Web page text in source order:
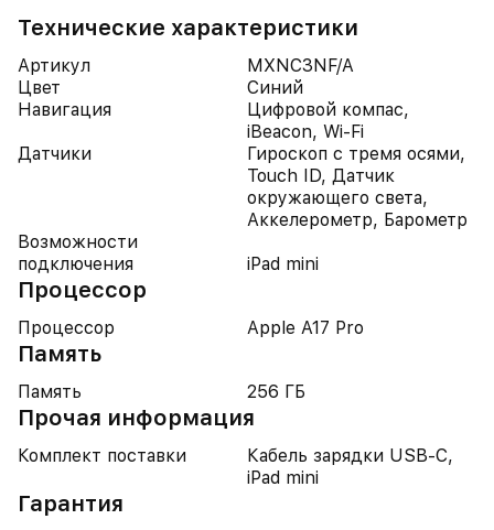
Технические характеристики
Артикул
MXNC3NF/A
Цвет
Синий
Навигация
Цифровой компас,
iBeacon, Wi-Fi
Датчики
Гироскоп с тремя осями,
Touch ID, Датчик
окружающего света,
Аккелерометр, Барометр
Возможности
подключения
iPad mini
Процессор
Процессор Apple A17 Pro
Память
Память 256 ГБ
Прочая информация
Комплект поставки
Кабель зарядки USB-C,
iPad mini
Гарантия